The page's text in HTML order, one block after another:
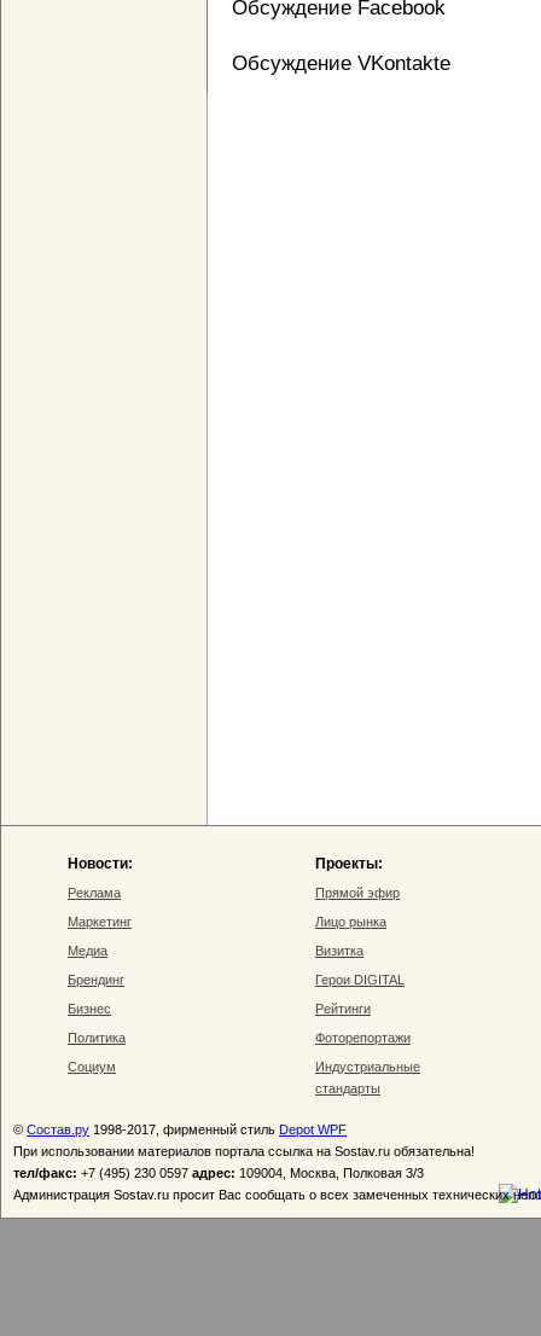
Обсуждение Facebook
Обсуждение VKontakte
Новости:
Реклама
Маркетинг
Медиа
Брендинг
Бизнес
Политика
Социум
Проекты:
Прямой эфир
Лицо рынка
Визитка
Герои DIGITAL
Рейтинги
Фоторепортажи
Индустриальные
стандарты
© Состав.ру 1998-2017, фирменный стиль Depot WPF
При использовании материалов портала ссылка на Sostav.ru обязательна!
тел/факс: +7 (495) 230 0597 адрес: 109004, Москва, Полковая 3/3
Администрация Sostav.ru просит Вас сообщать о всех замеченных технических